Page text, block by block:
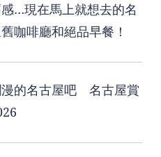
…現在馬上就想去的名
咖啡廳和絕品早餐！
的名古屋吧 名古屋賞